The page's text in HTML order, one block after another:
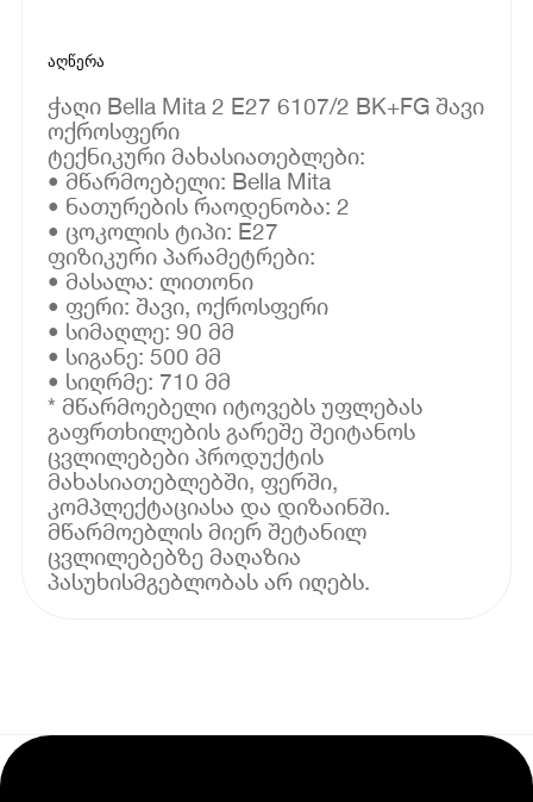
აღწერა
ჭაღი Bella Mita 2 E27 6107/2 BK+FG შავი
ოქროსფერი
ტექნიკური მახასიათებლები:
• მწარმოებელი: Bella Mita
• ნათურების რაოდენობა: 2
• ცოკოლის ტიპი: E27
ფიზიკური პარამეტრები:
• მასალა: ლითონი
• ფერი: შავი, ოქროსფერი
• სიმაღლე: 90 მმ
• სიგანე: 500 მმ
• სიღრმე: 710 მმ
* მწარმოებელი იტოვებს უფლებას
გაფრთხილების გარეშე შეიტანოს
ცვლილებები პროდუქტის
მახასიათებლებში, ფერში,
კომპლექტაციასა და დიზაინში.
მწარმოებლის მიერ შეტანილ
ცვლილებებზე მაღაზია
პასუხისმგებლობას არ იღებს.